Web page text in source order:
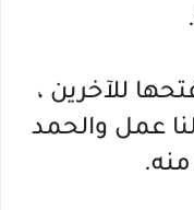
للآخرين ،
عمل والحمد
منه.